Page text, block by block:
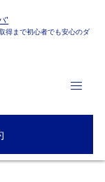
'
得まで初心者でも安心のダ